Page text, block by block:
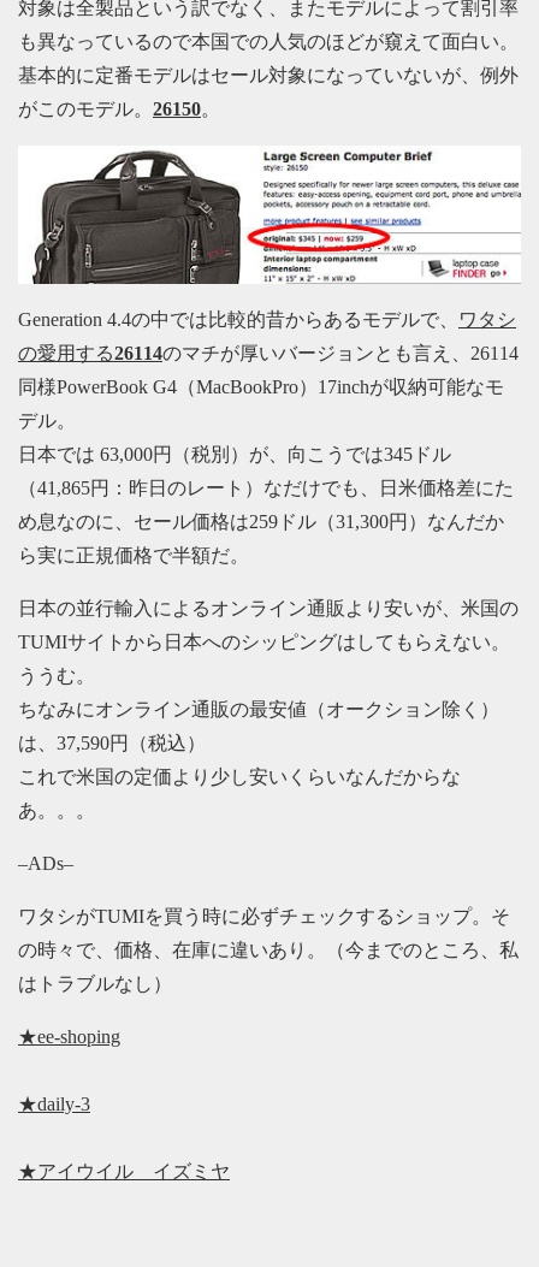
対象は全製品という訳でなく、またモデルによって割引率
も異なっているので本国での人気のほどが窺えて面白い。
基本的に定番モデルはセール対象になっていないが、例外
がこのモデル。 26150。
Generation 4.4の中では比較的昔からあるモデルで、
ワタシ
の愛用する26114のマチが厚いバージョンとも言え、26114
同様PowerBook G4（MacBookPro）17inchが収納可能なモ
デル。
日本では 63,000円（税別）が、向こうでは345ドル
（41,865円：昨日のレート）なだけでも、日米価格差にた
め息なのに、セール価格は259ドル（31,300円）なんだか
ら実に正規価格で半額だ。
日本の並行輸入によるオンライン通販より安いが、米国の
TUMIサイトから日本へのシッピングはしてもらえない。
ううむ。
ちなみにオンライン通販の最安値（オークション除く）
は、37,590円（税込）
これで米国の定価より少し安いくらいなんだからな
あ。。。
–ADs–
ワタシがTUMIを買う時に必ずチェックするショップ。そ
の時々で、価格、在庫に違いあり。（今までのところ、私
はトラブルなし）
★ee-shoping
★daily-3
★アイウイル イズミヤ